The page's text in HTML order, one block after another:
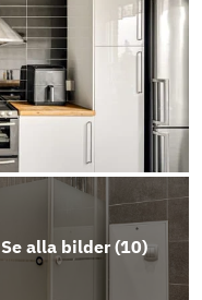
Se alla bilder (10)